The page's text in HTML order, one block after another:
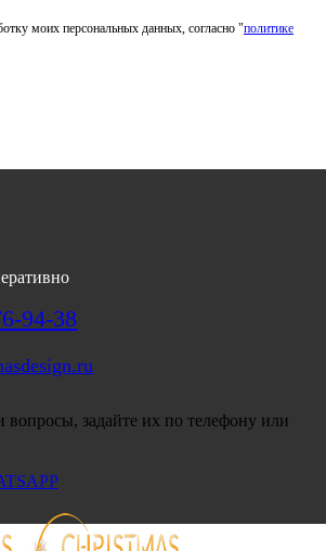
моих персональных данных, согласно "политике
94-38
вопросы, задайте их по телефону или